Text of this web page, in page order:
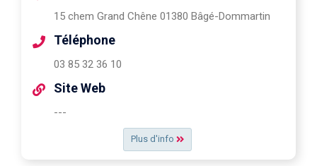
Plus d'info
15 chem Grand Chêne 01380 Bâgé-Dommartin
Téléphone
03 85 32 36 10
Site Web
---